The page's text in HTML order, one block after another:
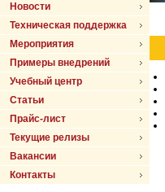
Новости
Техническая поддержка
Мероприятия
Примеры внедрений
Учебный центр
Статьи
Прайс-лист
Текущие релизы
Вакансии
Контакты